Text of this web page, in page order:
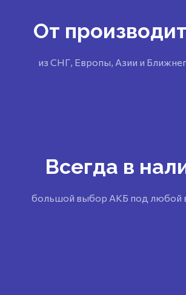
От
из СНГ, Европы, Азии и
Всегда в
большой выбор АКБ под любой